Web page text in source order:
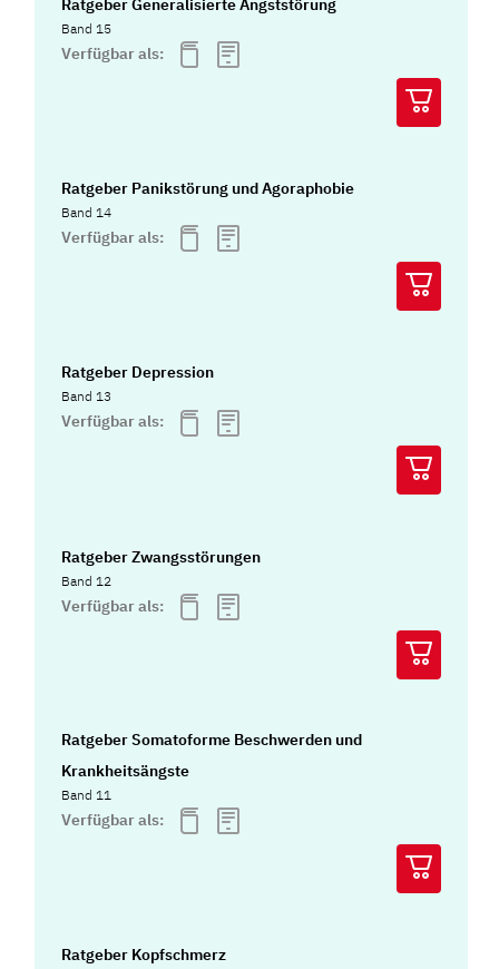
Band 15
Verfügbar als:
Ratgeber Panikstörung und Agoraphobie
Band 14
Verfügbar als:
Ratgeber Depression
Band 13
Verfügbar als:
Ratgeber Zwangsstörungen
Band 12
Verfügbar als:
Ratgeber Somatoforme Beschwerden und
Krankheitsängste
Band 11
Verfügbar als:
Ratgeber Kopfschmerz